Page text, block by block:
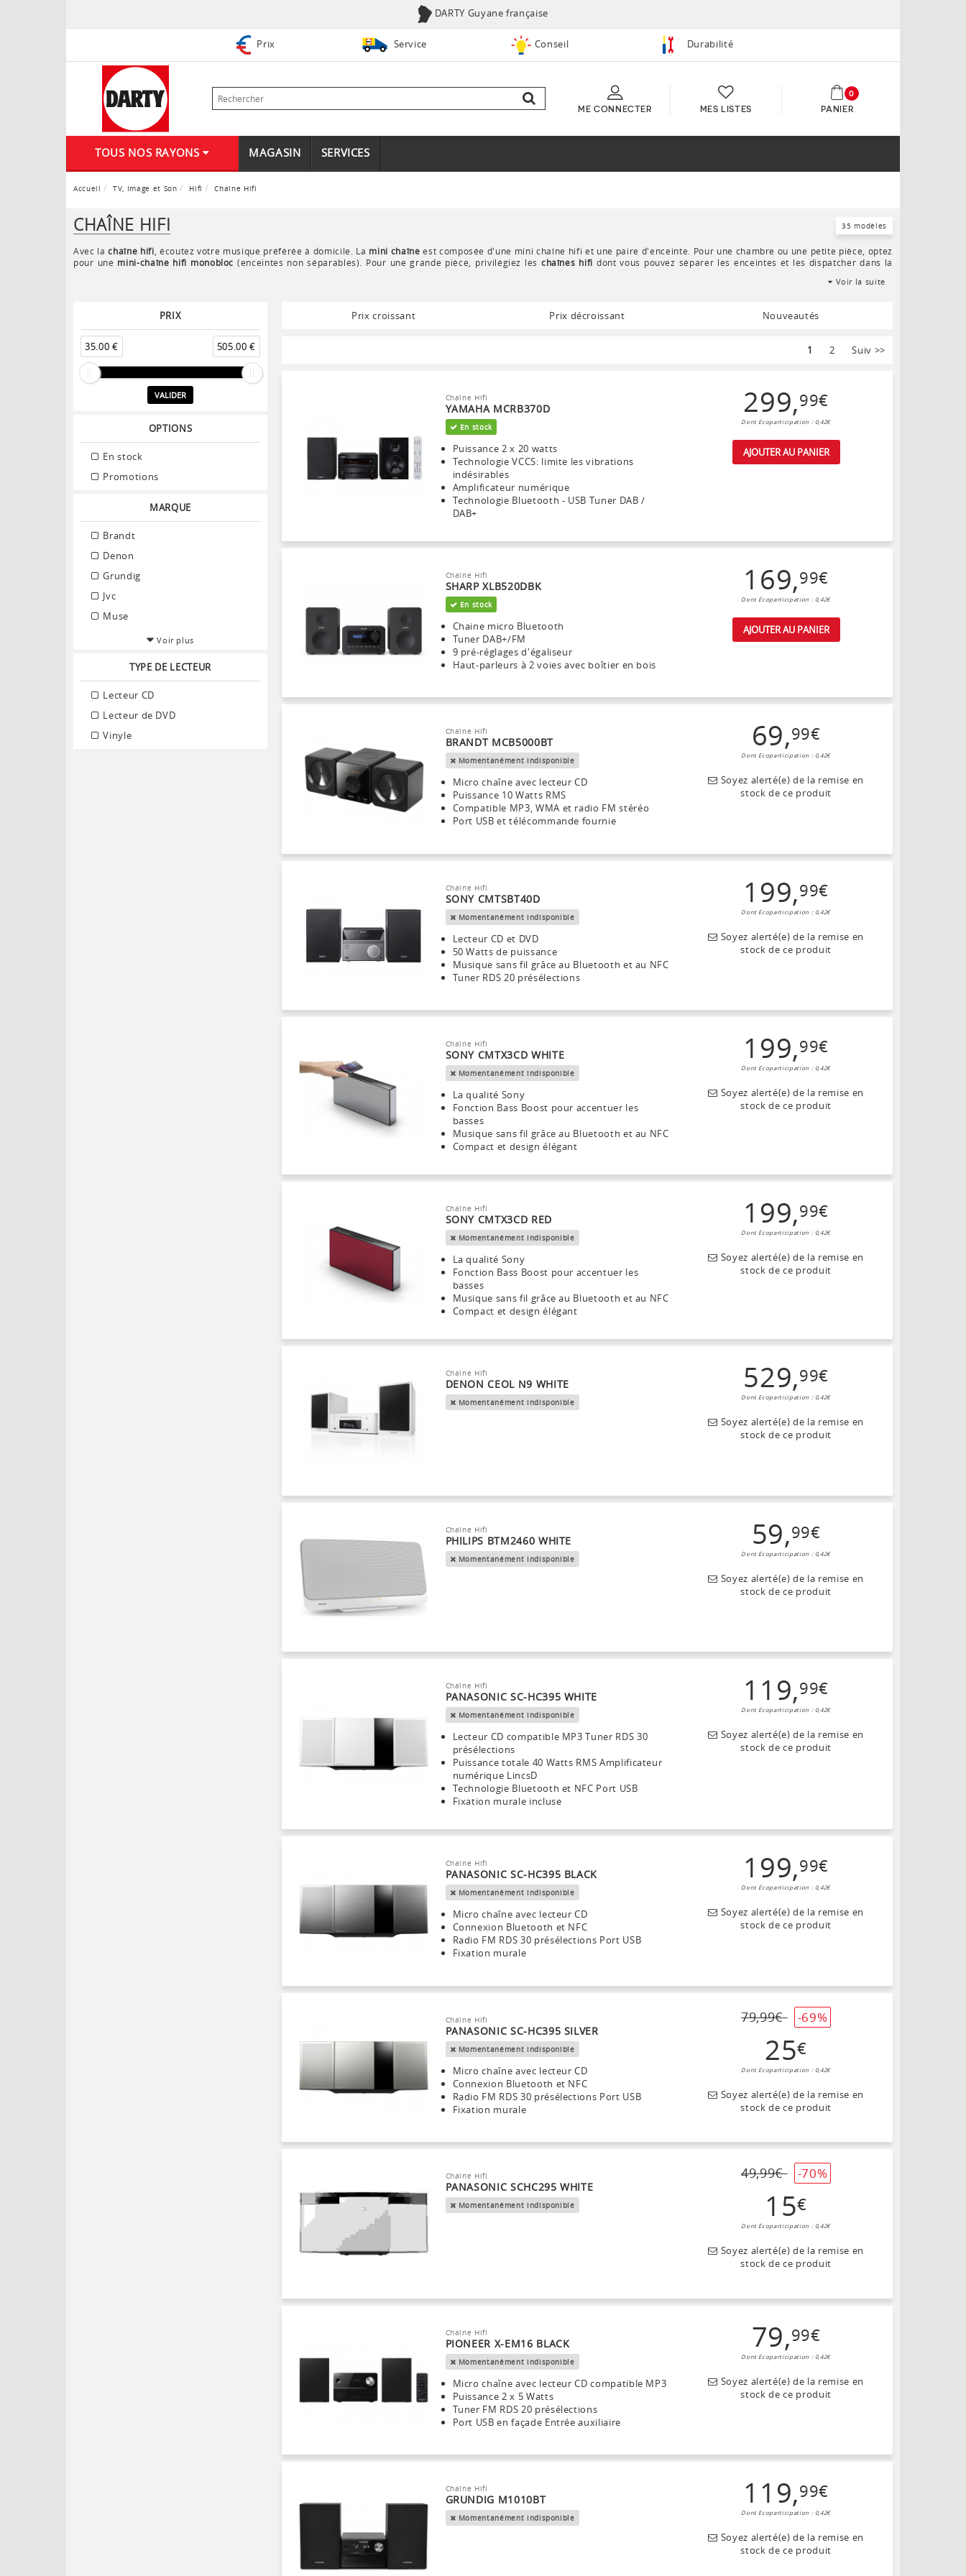
DARTY Guyane française
Prix Service Conseil Durabilité
ME CONNECTER MES LISTES PANIER
0
TOUS NOS RAYONS MAGASIN SERVICES
Accueil TV, Image et Son Hifi Chaîne Hifi
CHAÎNE HIFI 35 modèles
Avec lachaîne hifi , écoutez votre musique préférée à domicile. La mini chaîne est composée d'une mini chaîne hifi et une paire d'enceinte. Pour une chambre ou une petite pièce, optez
pour une mini-chaîne hifi monobloc (enceintes non séparables). Pour une grande pièce, privilégiez les chaînes hifi dont vous pouvez séparer les enceintes et les dispatcher dans la
Voir la suite
PRIX
35.00 € 505.00 €
VALIDER
OPTIONS
En stock
Promotions
MARQUE
Brandt
Denon
Grundig
Jvc
Muse
Voir plus
TYPE DE LECTEUR
Lecteur CD
Lecteur de DVD
Vinyle
Prix croissant Prix décroissant Nouveautés
1 2 Suiv >>
Chaîne Hifi
YAMAHA MCRB370D
En stock
Puissance 2 x 20 watts
Technologie VCCS: limite les vibrations
indésirables
Amplificateur numérique
Technologie Bluetooth - USB Tuner DAB /
DAB+
299,99€
Dont Ecoparticipation : 0,42€
AJOUTER AU PANIER
Chaîne Hifi
SHARP XLB520DBK
En stock
Chaine micro Bluetooth
Tuner DAB+/FM
9 pré-réglages d'égaliseur
Haut-parleurs à 2 voies avec boîtier en bois
169,99€
Dont Ecoparticipation : 0,42€
AJOUTER AU PANIER
Chaîne Hifi
BRANDT MCB5000BT
Momentanément indisponible
Micro chaîne avec lecteur CD
Puissance 10 Watts RMS
Compatible MP3, WMA et radio FM stéréo
Port USB et télécommande fournie
69,99€
Dont Ecoparticipation : 0,42€
Soyez alerté(e) de la remise en
stock de ce produit
Chaîne Hifi
SONY CMTSBT40D
Momentanément indisponible
Lecteur CD et DVD
50 Watts de puissance
Musique sans fil grâce au Bluetooth et au NFC
Tuner RDS 20 présélections
199,99€
Dont Ecoparticipation : 0,42€
Soyez alerté(e) de la remise en
stock de ce produit
Chaîne Hifi
SONY CMTX3CD WHITE
Momentanément indisponible
La qualité Sony
Fonction Bass Boost pour accentuer les
basses
Musique sans fil grâce au Bluetooth et au NFC
Compact et design élégant
199,99€
Dont Ecoparticipation : 0,42€
Soyez alerté(e) de la remise en
stock de ce produit
Chaîne Hifi
SONY CMTX3CD RED
Momentanément indisponible
La qualité Sony
Fonction Bass Boost pour accentuer les
basses
Musique sans fil grâce au Bluetooth et au NFC
Compact et design élégant
199,99€
Dont Ecoparticipation : 0,42€
Soyez alerté(e) de la remise en
stock de ce produit
Chaîne Hifi
DENON CEOL N9 WHITE
Momentanément indisponible
529,99€
Dont Ecoparticipation : 0,42€
Soyez alerté(e) de la remise en
stock de ce produit
Chaîne Hifi
PHILIPS BTM2460 WHITE
Momentanément indisponible
59,99€
Dont Ecoparticipation : 0,42€
Soyez alerté(e) de la remise en
stock de ce produit
Chaîne Hifi
PANASONIC SC-HC395 WHITE
Momentanément indisponible
Lecteur CD compatible MP3 Tuner RDS 30
présélections
Puissance totale 40 Watts RMS Amplificateur
numérique LincsD
Technologie Bluetooth et NFC Port USB
Fixation murale incluse
119,99€
Dont Ecoparticipation : 0,42€
Soyez alerté(e) de la remise en
stock de ce produit
Chaîne Hifi
PANASONIC SC-HC395 BLACK
Momentanément indisponible
Micro chaîne avec lecteur CD
Connexion Bluetooth et NFC
Radio FM RDS 30 présélections Port USB
Fixation murale
199,99€
Dont Ecoparticipation : 0,42€
Soyez alerté(e) de la remise en
stock de ce produit
Chaîne Hifi
PANASONIC SC-HC395 SILVER
Momentanément indisponible
Micro chaîne avec lecteur CD
Connexion Bluetooth et NFC
Radio FM RDS 30 présélections Port USB
Fixation murale
79,99€ -69%
25€
Dont Ecoparticipation : 0,42€
Soyez alerté(e) de la remise en
stock de ce produit
Chaîne Hifi
PANASONIC SCHC295 WHITE
Momentanément indisponible
49,99€ -70%
15€
Dont Ecoparticipation : 0,42€
Soyez alerté(e) de la remise en
stock de ce produit
Chaîne Hifi
PIONEER X-EM16 BLACK
Momentanément indisponible
Micro chaîne avec lecteur CD compatible MP3
Puissance 2 x 5 Watts
Tuner FM RDS 20 présélections
Port USB en façade Entrée auxiliaire
79,99€
Dont Ecoparticipation : 0,42€
Soyez alerté(e) de la remise en
stock de ce produit
Chaîne Hifi
GRUNDIG M1010BT
Momentanément indisponible
119,99€
Dont Ecoparticipation : 0,42€
Soyez alerté(e) de la remise en
stock de ce produit